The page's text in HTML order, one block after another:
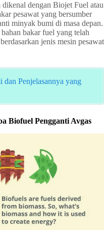
dengan Biojet Fuel atau
pesawat yang bersumber
minyak bumi di masa depan.
bakar fuel yang telah
jenis mesin pesawat
Penjelasannya yang
Biofuel Pengganti Avgas